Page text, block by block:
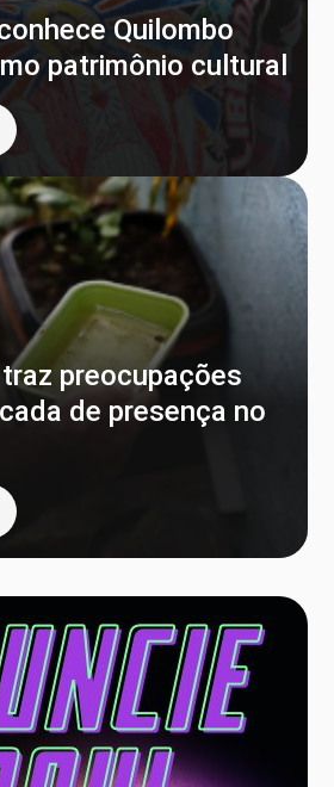
Quilombo
patrimônio cultural
preocupações
de presença no